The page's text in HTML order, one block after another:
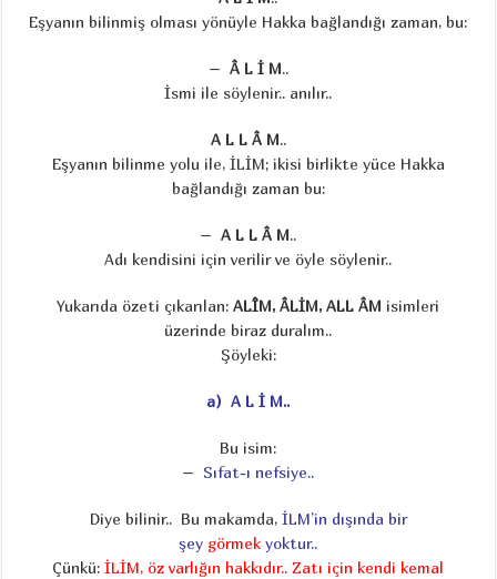
Eşyanın bilinmiş olması yönüyle Hakka bağlandığı zaman, bu:
– Â L İ M..
İsmi ile söylenir.. anılır..
A L L ÂM..
Eşyanın bilinme yolu ile, İLİM; ikisi birlikte yüce Hakka
bağlandığı zaman bu:
–A L LÂ M..
Adı kendisini için verilir ve öyle söylenir..
Yukarıda özeti çıkarılan:ALÎM, ÂLİM, ALLÂM isimleri
üzerinde biraz duralım..
Şöyleki:
a) A L İ M..
Bu isim:
– Sıfat-ı nefsiye..
Diye bilinir.. Bu makamda,İLM’in dışında bir
şey görmekyoktur..
Çünkü: İLİM, öz varlığın hakkıdır.. Zatı için kendi kemal